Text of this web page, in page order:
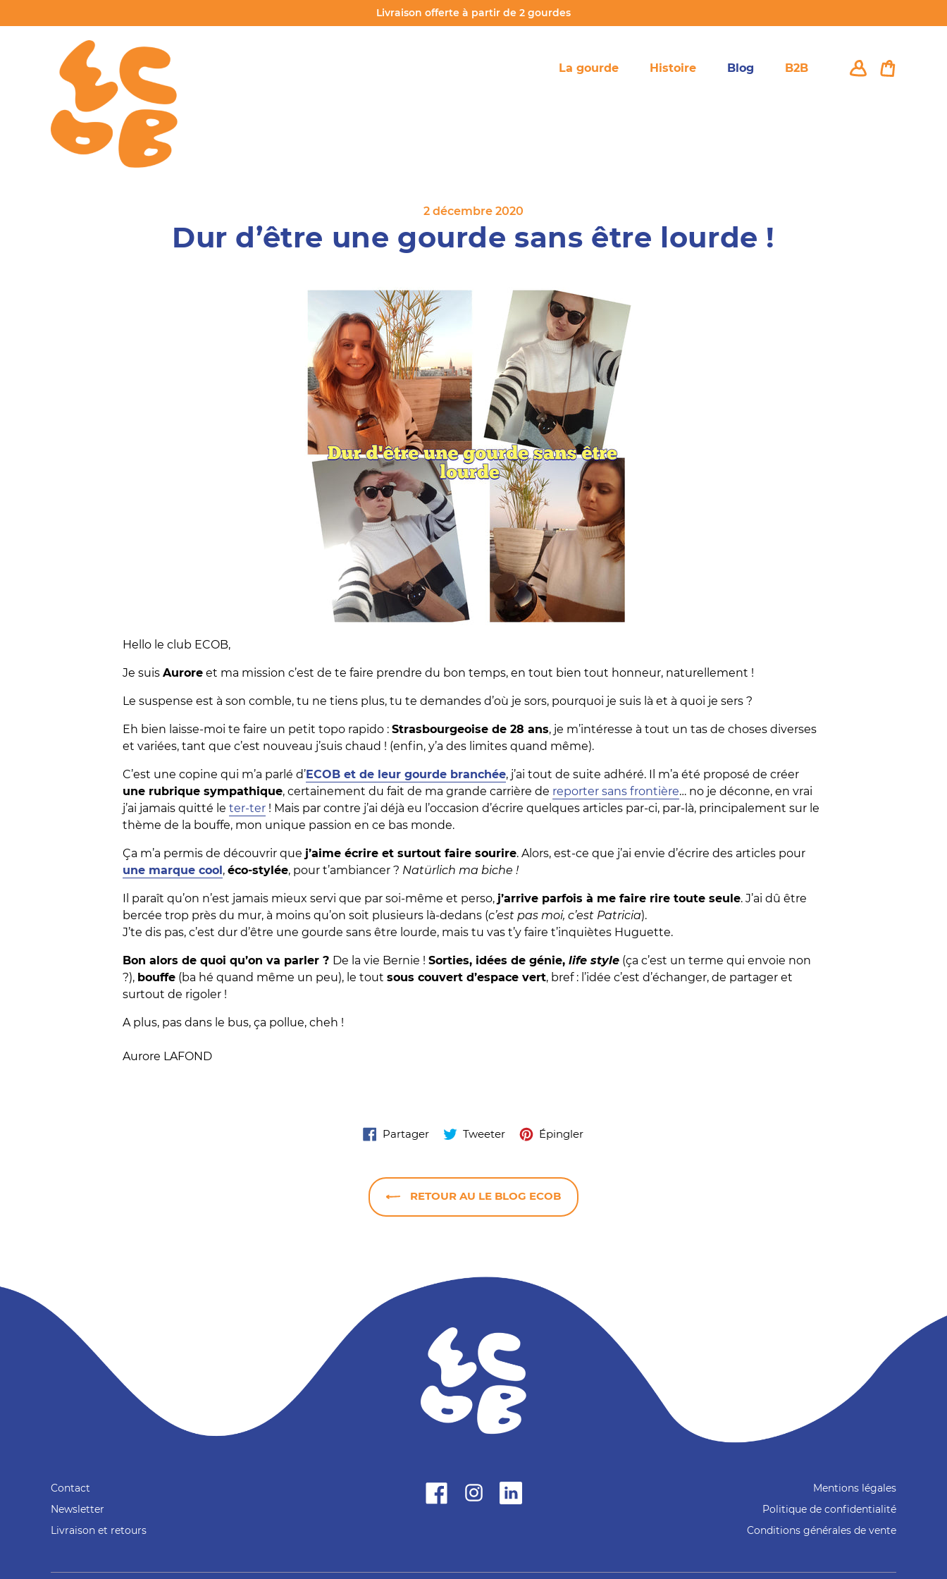
au
Livraison offerte à partir de 2 gourdes
La gourde Histoire Blog B2B Se connecter
Panier
2 décembre 2020
Dur d’être une gourde sans être lourde !
Hello le club ECOB,
Je suisAurore et ma mission c’est de te faire prendre du bon temps, en tout bien tout honneur, naturellement !
Le suspense est à son comble, tu ne tiens plus, tu te demandes d’où je sors, pourquoi je suis là et à quoi je sers ?
Eh bien laisse-moi te faire un petit topo rapido :Strasbourgeoise de 28 ans, je m’intéresse à tout un tas de choses diverses
et variées, tant que c’est nouveau j’suis chaud ! (enfin, y’a des limites quand même).
C’est une copine qui m’a parlé d’ ECOB et de leur gourde branchée, j’ai tout de suite adhéré. Il m’a été proposé de créer
une rubrique sympathique, certainement du fait de ma grande carrière de reporter sans frontière… no je déconne, en vrai
j’ai jamais quitté leter-ter ! Mais par contre j’ai déjà eu l’occasion d’écrire quelques articles par-ci, par-là, principalement sur le
thème de la bouffe, mon unique passion en ce bas monde.
Ça m’a permis de découvrir que j’aime écrire et surtout faire sourire. Alors, est-ce que j’ai envie d’écrire des articles pour
une marque cool ,éco-stylée, pour t’ambiancer ? Natürlich ma biche !
Il paraît qu’on n’est jamais mieux servi que par soi-même et perso, j’arrive parfois à me faire rire toute seule. J’ai dû être
bercée trop près du mur, à moins qu’on soit plusieurs là-dedans (c’est pas moi, c’est Patricia).
J’te dis pas, c’est dur d’être une gourde sans être lourde, mais tu vas t’y faire t’inquiètes Huguette.
Bon alors de quoi qu’on va parler ? De la vie Bernie !Sorties, idées de génie,life style (ça c’est un terme qui envoie non
?), bouffe (ba hé quand même un peu), le toutsous couvert d’espace vert, bref : l’idée c’est d’échanger, de partager et
surtout de rigoler !
A plus, pas dans le bus, ça pollue, cheh !
Aurore LAFOND
PartagerPartagerTweeterTweeterÉpinglerÉpingler
RETOUR AU LE BLOG ECOB
Contact
Newsletter
Livraison et retours
FacebookInstagram
Mentions légales
Politique de confidentialité
Conditions générales de vente